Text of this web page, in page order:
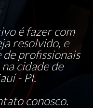
é fazer com
resolvido, e
de profissionais
cidade de
- PI.
conosco.